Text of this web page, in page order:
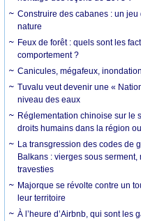
Construire des cabanes : un
nature
Feux de forêt : quels sont les
comportement ?
Canicules, mégafeux,
Tuvalu veut devenir une «
niveau des eaux
Réglementation chinoise sur le
droits humains dans la région
La transgression des codes de
Balkans : vierges sous
travesties
Majorque se révolte contre un
leur territoire
À l’heure d’Airbnb, qui sont les